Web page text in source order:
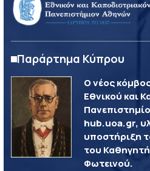
Παράρτημα Κύπρου
Ο νέος
Εθνικού και
hub.uoa.gr,
υποστήριξη
του Καθηγητή
Φωτεινού.